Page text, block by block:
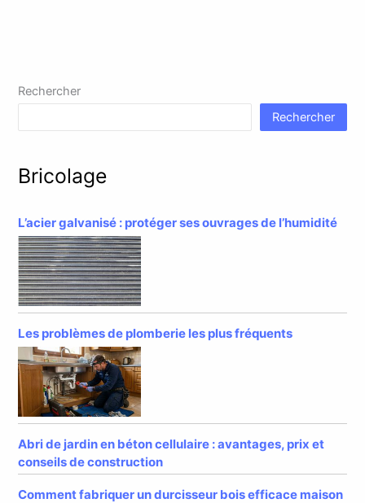
Rechercher
Rechercher
Bricolage
L’acier galvanisé : protéger ses ouvrages de l’humidité
Les problèmes de plomberie les plus fréquents
Abri de jardin en béton cellulaire : avantages, prix et
conseils de construction
Comment fabriquer un durcisseur bois efficace maison